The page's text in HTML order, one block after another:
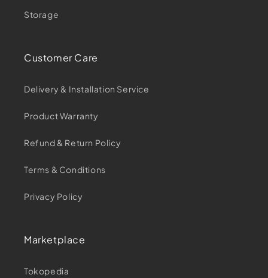
Storage
Customer Care
Delivery & Installation Service
Product Warranty
Refund & Return Policy
Terms & Conditions
Privacy Policy
Marketplace
Tokopedia